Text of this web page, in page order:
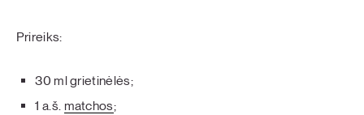
Prireiks:
30 ml grietinėlės;
1 a.š. matchos;